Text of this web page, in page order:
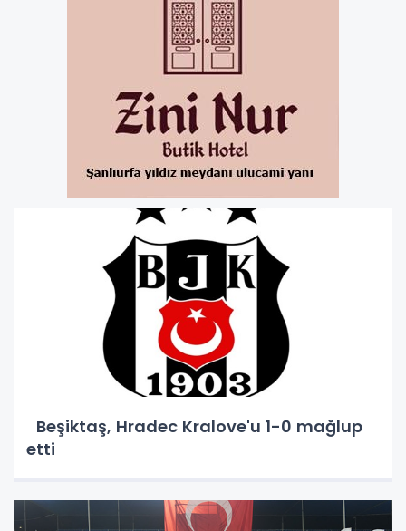
Beşiktaş, Hradec Kralove'u 1-0 mağlup
etti